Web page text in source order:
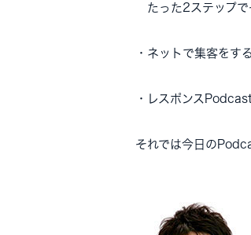
たった2ステップで
・ネットで集客をす
・レスポンス
それでは今日の